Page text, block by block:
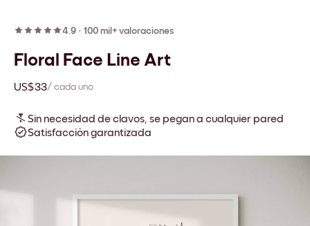
4.9 · 100 mil+ valoraciones
Floral Face Line Art
US$33/ cada uno
Sin necesidad de clavos, se pegan a cualquier pared
Satisfacción garantizada